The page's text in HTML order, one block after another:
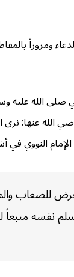
ومروراً
صلى الله
الله عنها:
النووي
نفسه